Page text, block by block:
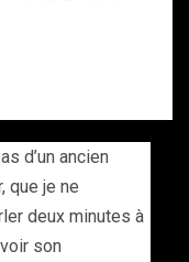
d’un ancien
que je ne
deux minutes à
son